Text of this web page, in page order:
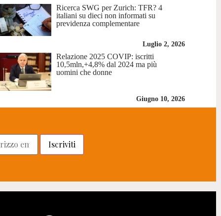
Ricerca SWG per Zurich: TFR? 4
italiani su dieci non informati su
previdenza complementare
Luglio 2, 2026
Relazione 2025 COVIP: iscritti
10,5mln,+4,8% dal 2024 ma più
uomini che donne
Giugno 10, 2026